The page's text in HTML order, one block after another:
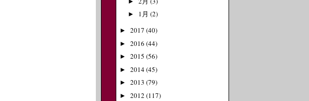
► 1月 (2)
► 2017 (40)
► 2016 (44)
► 2015 (56)
► 2014(45)
► 2013 (79)
► 2012 (117)